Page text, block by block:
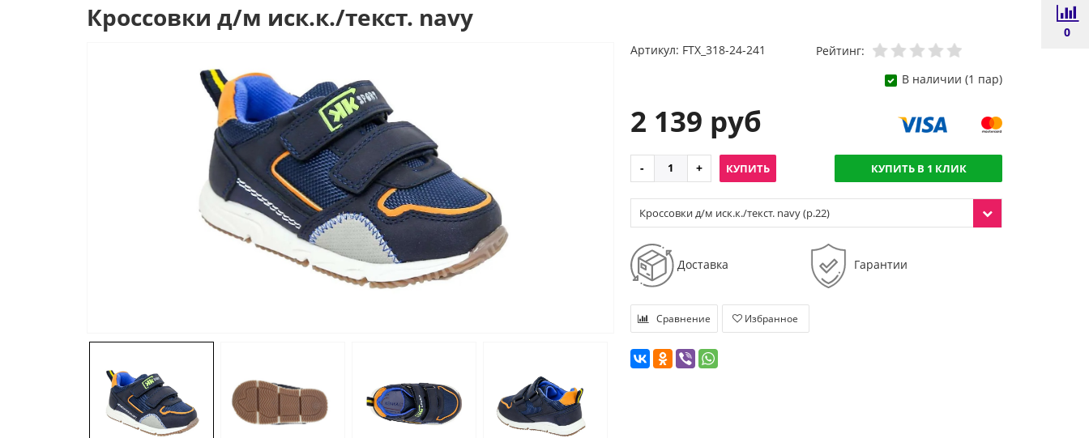
0
Кроссовки д/м иск.к./текст. navy
Артикул: FTX_318-24-241
Рейтинг:
В наличии (1 пар)
2 139 руб
КУПИТЬ КУПИТЬ В 1 КЛИК
Кроссовки д/м иск.к./текст. navy (р.22)
Доставка Гарантии
Сравнение Избранное